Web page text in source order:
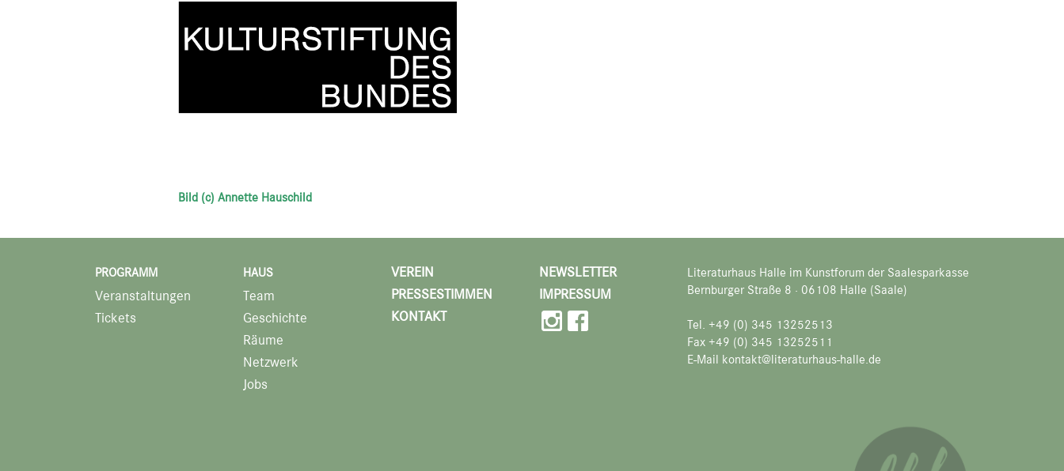
Bild (c) Annette Hauschild
PROGRAMM
Veranstaltungen
Tickets
HAUS
Team
Geschichte
Räume
Netzwerk
Jobs
VEREIN
PRESSESTIMMEN
KONTAKT
NEWSLETTER
IMPRESSUM
Literaturhaus Halle im Kunstforum der Saalesparkasse
Bernburger Straße 8 · 06108 Halle (Saale)
Tel. +49 (0) 345 13252513
Fax +49 (0) 345 13252511
E-Mail kontakt@literaturhaus-halle.de